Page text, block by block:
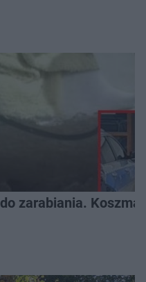
zarabiania.